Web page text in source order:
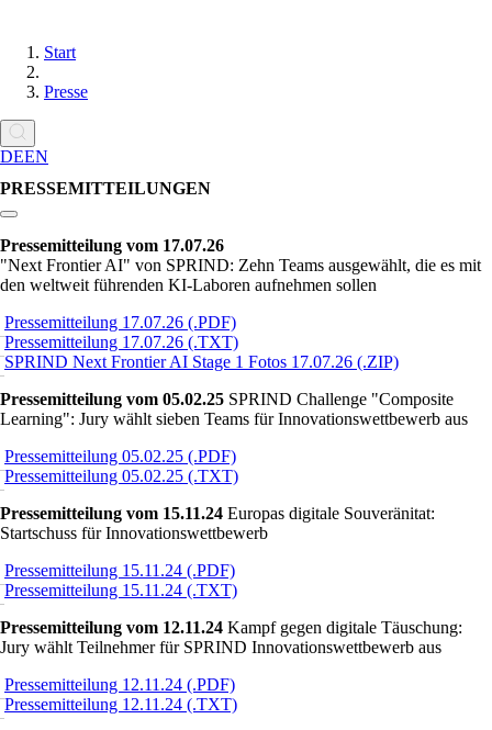
Start
Presse
DEEN
PRESSEMITTEILUNGEN
Link zum Abschnitt kopieren:
Pressemitteilung vom 17.07.26
Next Frontier AI
von SPRIND: Zehn Teams ausgewählt, die es mit
den weltweit führenden KI-Laboren aufnehmen sollen
Pressemitteilung 17.07.26 (.PDF)
Pressemitteilung 17.07.26 (.TXT)
SPRIND Next Frontier AI Stage 1 Fotos 17.07.26 (.ZIP)
Pressemitteilung vom 05.02.25 SPRIND Challenge
Composite
Learning : Jury wählt sieben Teams für Innovationswettbewerb aus
Pressemitteilung 05.02.25 (.PDF)
Pressemitteilung 05.02.25 (.TXT)
Pressemitteilung vom 15.11.24 Europas digitale Souveränitat:
Startschuss für Innovationswettbewerb
Pressemitteilung 15.11.24 (.PDF)
Pressemitteilung 15.11.24 (.TXT)
Pressemitteilung vom 12.11.24 Kampf gegen digitale Täuschung:
Jury wählt Teilnehmer für SPRIND Innovationswettbewerb aus
Pressemitteilung 12.11.24 (.PDF)
Pressemitteilung 12.11.24 (.TXT)